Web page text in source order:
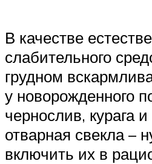
В качестве
слабительного
грудном
у новорожденного
чернослив, курага
отварная свекла –
включить их в